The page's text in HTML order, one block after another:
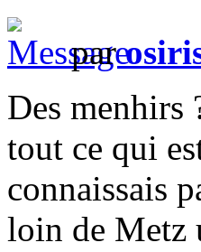
par
Des menhirs
tout ce qui
connaissais
loin de Metz